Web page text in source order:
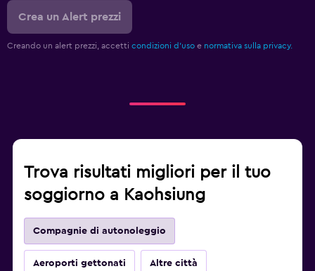
Crea un Alert prezzi
Creando un alert prezzi, accetti condizioni d'uso e normativa sulla privacy.
Trova risultati migliori per il tuo
soggiorno a Kaohsiung
Compagnie di autonoleggio
Aeroporti gettonati Altre città